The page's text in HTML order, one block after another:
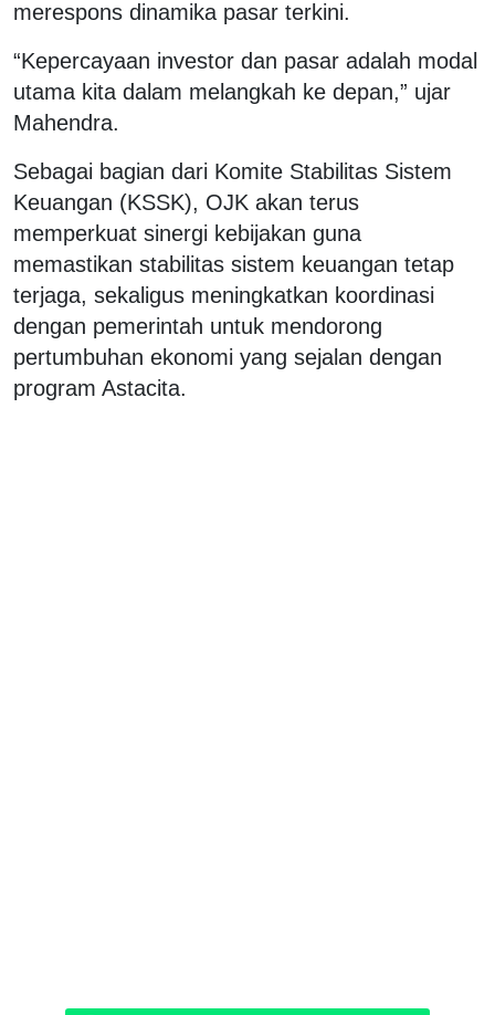
merespons dinamika pasar terkini.
“Kepercayaan investor dan pasar adalah modal
utama kita dalam melangkah ke depan,” ujar
Mahendra.
Sebagai bagian dari Komite Stabilitas Sistem
Keuangan (KSSK), OJK akan terus
memperkuat sinergi kebijakan guna
memastikan stabilitas sistem keuangan tetap
terjaga, sekaligus meningkatkan koordinasi
dengan pemerintah untuk mendorong
pertumbuhan ekonomi yang sejalan dengan
program Astacita.